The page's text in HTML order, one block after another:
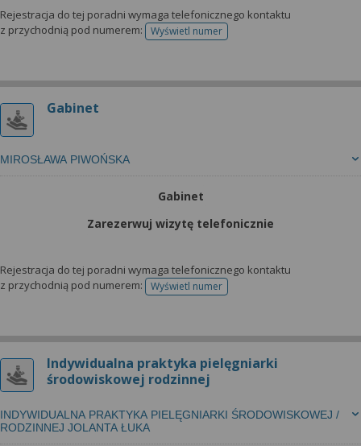
Rejestracja do tej poradni wymaga telefonicznego kontaktu
z przychodnią pod numerem:
Wyświetl numertelefonu do rejestracji
Gabinet
MIROSŁAWA PIWOŃSKA
Gabinet
Zarezerwuj wizytę telefonicznie
Rejestracja do tej poradni wymaga telefonicznego kontaktu
z przychodnią pod numerem:
Wyświetl numertelefonu do rejestracji
Indywidualna praktyka pielęgniarki
środowiskowej rodzinnej
INDYWIDUALNA PRAKTYKA PIELĘGNIARKI ŚRODOWISKOWEJ /
RODZINNEJ JOLANTA ŁUKA